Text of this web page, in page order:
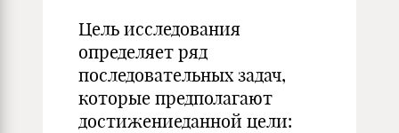
Цель исследования
определяет ряд
последовательных задач,
которые предполагают
достижениеданной цели: